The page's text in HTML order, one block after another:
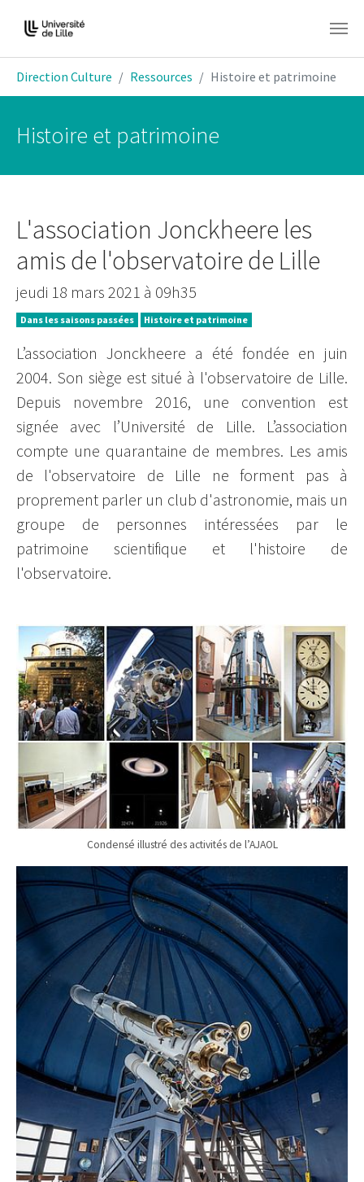
Direction Culture Ressources Histoire et patrimoine
Histoire et patrimoine
L'association Jonckheere les
amis de l'observatoire de Lille
jeudi 18 mars 2021 à 09h35
Dans les saisons passées Histoire et patrimoine
L’association Jonckheere a été fondée en juin
2004. Son siège est situé à l'observatoire de Lille.
Depuis novembre 2016, une convention est
signée avec l’Université de Lille. L’association
compte une quarantaine de membres. Les amis
de l'observatoire de Lille ne forment pas à
proprement parler un club d'astronomie, mais un
groupe de personnes intéressées par le
patrimoine scientifique et l'histoire de
l'observatoire.
Condensé illustré des activités de l’AJAOL